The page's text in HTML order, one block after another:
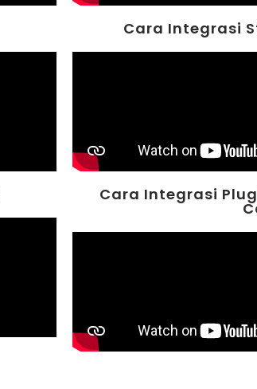
Cara Integrasi
Cara Integrasi